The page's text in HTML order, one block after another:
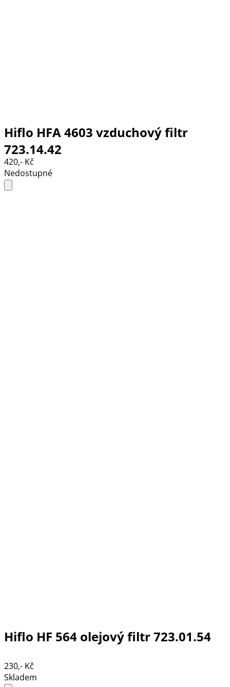
Hiflo HFA 4603 vzduchový filtr
723.14.42
420,- Kč
Nedostupné
Hiflo HF 564 olejový filtr 723.01.54
230,- Kč
Skladem